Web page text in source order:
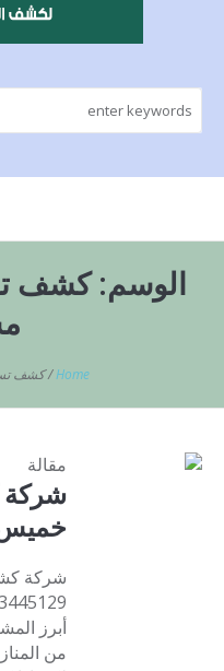
الوسم:كشف
Home
/كشف
مقالة
شركة
أبرز
من